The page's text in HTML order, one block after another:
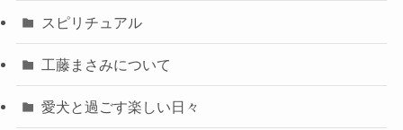
スピリチュアル
工藤まさみについて
愛犬と過ごす楽しい日々